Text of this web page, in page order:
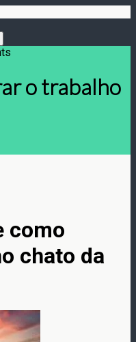
o trabalho
como
chato da